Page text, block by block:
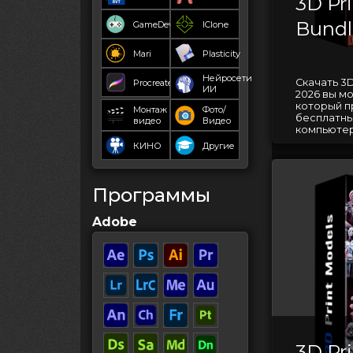
GameDev IClone
Mari Plasticity
Procreate
Нейросети
ИИ
Монтаж
видео
Фото/
Видео
КИНО Другие
Программы
Adobe
Скачать
2026 вы
который